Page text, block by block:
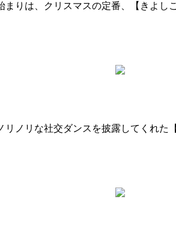
まりは、クリスマスの定番、【きよ
リノリな社交ダンスを披露してくれた